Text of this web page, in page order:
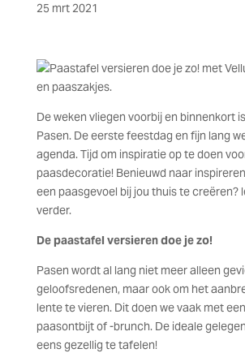
25 mrt 2021
De weken vliegen voorbij en binnenkort
Pasen. De eerste feestdag en fijn lang
agenda. Tijd om inspiratie op te doen
paasdecoratie! Benieuwd naar
een paasgevoel bij jou thuis te creëren?
verder.
De paastafel versieren doe je zo!
Pasen wordt al lang niet meer alleen
geloofsredenen, maar ook om het
lente te vieren. Dit doen we vaak met
paasontbijt of -brunch. De ideale
eens gezellig te tafelen!